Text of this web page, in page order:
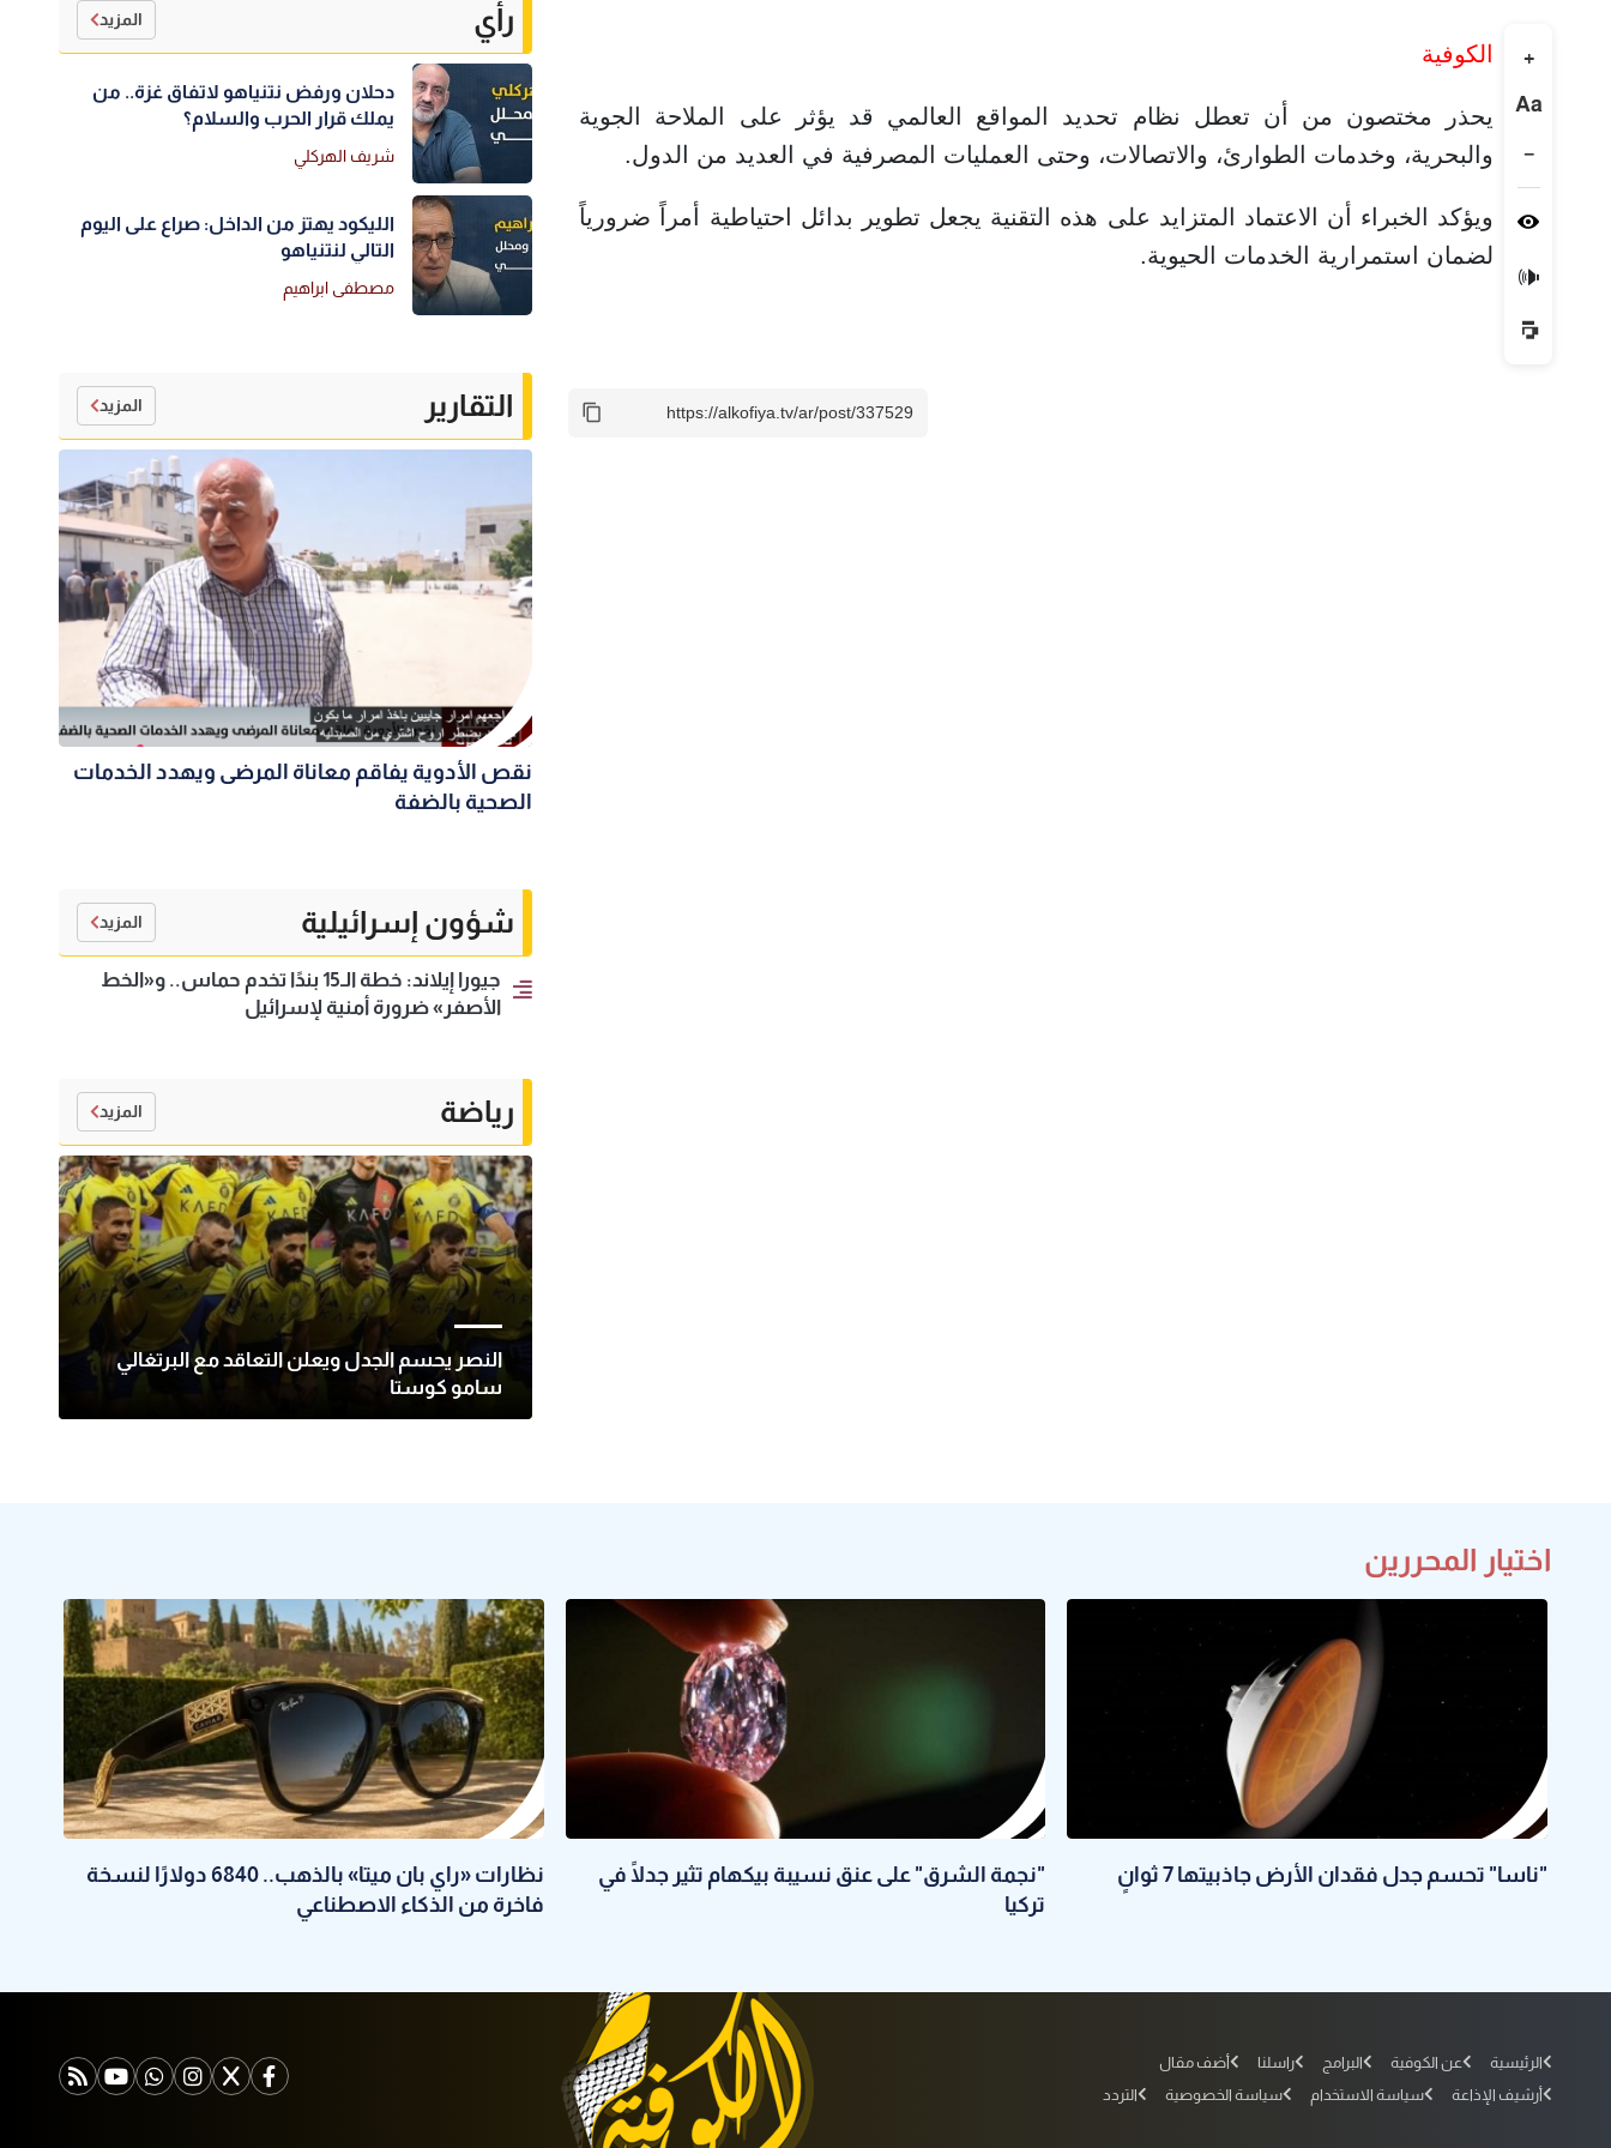
+
Aa
−
🔊
الكوفية
يحذر مختصون من أن تعطل نظام تحديد المواقع العالمي قد يؤثر على الملاحة الجوية
والبحرية، وخدمات الطوارئ، والاتصالات، وحتى العمليات المصرفية في العديد من الدول.
ويؤكد الخبراء أن الاعتماد المتزايد على هذه التقنية يجعل تطوير بدائل احتياطية أمراً ضرورياً
لضمان استمرارية الخدمات الحيوية.
رأي المزيد
دحلان ورفض نتنياهو لاتفاق غزة.. من
يملك قرار الحرب والسلام؟
شريف الهركلي
الليكود يهتز من الداخل: صراع على اليوم
التالي لنتنياهو
مصطفى ابراهيم
التقارير المزيد
نقص الأدوية يفاقم معاناة المرضى ويهدد الخدمات
الصحية بالضفة
شؤون إسرائيلية المزيد
جيورا إيلاند: خطة الـ15 بندًا تخدم حماس.. و«الخط
الأصفر» ضرورة أمنية لإسرائيل
رياضة المزيد
النصر يحسم الجدل ويعلن التعاقد مع البرتغالي
سامو كوستا
اختيار المحررين
"ناسا" تحسم جدل فقدان الأرض جاذبيتها 7 ثوانٍ
"نجمة الشرق" على عنق نسيبة بيكهام تثير جدلًا في
تركيا
نظارات «راي بان ميتا» بالذهب.. 6840 دولارًا لنسخة
فاخرة من الذكاء الاصطناعي
الرئيسية عن الكوفية البرامج راسلنا
أضف مقال
أرشيف الإذاعة
سياسة الاستخدام سياسة الخصوصية التردد